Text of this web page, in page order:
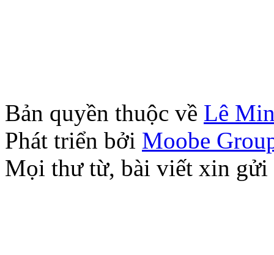
Bản quyền thuộc về Lê
Phát triển bởi Moobe
Mọi thư từ, bài viết xin gửi